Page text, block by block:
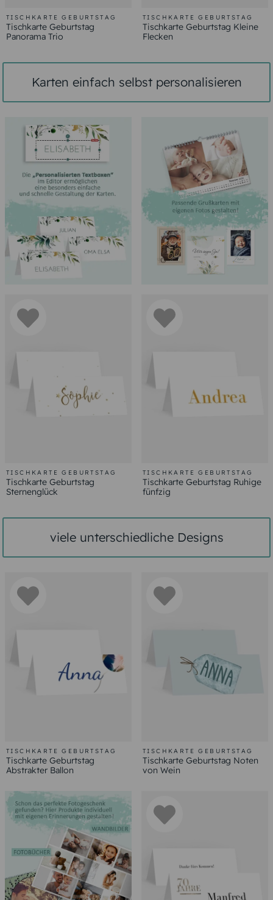
TISCHKARTE GEBURTSTAG
Tischkarte Geburtstag
Panorama Trio
TISCHKARTE GEBURTSTAG
Tischkarte Geburtstag Kleine
Flecken
Karten einfach selbst personalisieren
TISCHKARTE GEBURTSTAG
Tischkarte Geburtstag
Sternenglück
TISCHKARTE GEBURTSTAG
Tischkarte Geburtstag Ruhige
fünfzig
viele unterschiedliche Designs
TISCHKARTE GEBURTSTAG
Tischkarte Geburtstag
Abstrakter Ballon
TISCHKARTE GEBURTSTAG
Tischkarte Geburtstag Noten
von Wein